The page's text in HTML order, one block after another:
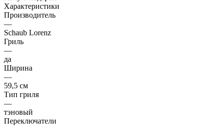
Характеристики
Производитель
—
Schaub Lorenz
Гриль
—
да
Ширина
—
59,5 см
Тип гриля
—
тэновый
Переключатели